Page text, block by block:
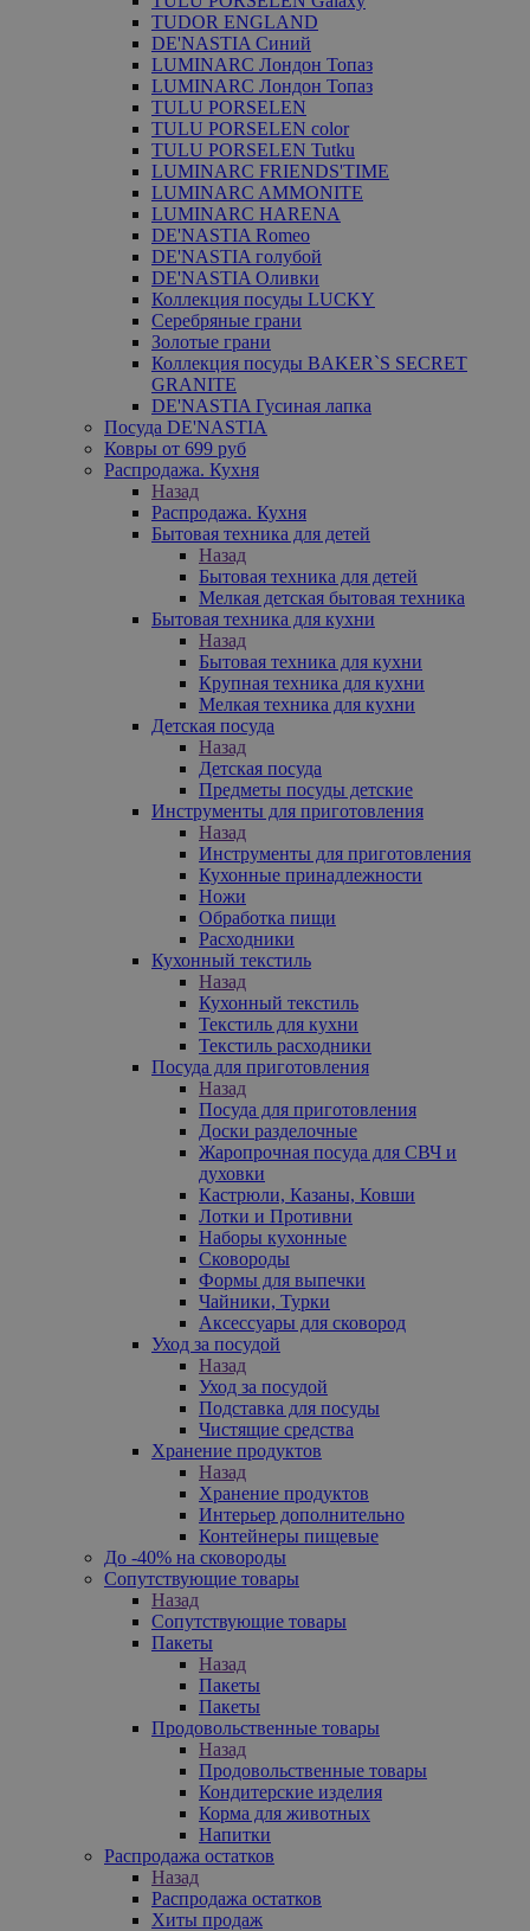
TUDOR ENGLAND
DE'NASTIA Синий
LUMINARC Лондон Топаз
LUMINARC Лондон Топаз
TULU PORSELEN
TULU PORSELEN color
TULU PORSELEN Tutku
LUMINARC FRIENDS'TIME
LUMINARC AMMONITE
LUMINARC HARENA
DE'NASTIA Romeo
DE'NASTIA голубой
DE'NASTIA Оливки
Коллекция посуды LUCKY
Серебряные грани
Золотые грани
Коллекция посуды BAKER`S SECRET
GRANITE
DE'NASTIA Гусиная лапка
Посуда DE'NASTIA
Ковры от 699 руб
Распродажа. Кухня
Назад
Распродажа. Кухня
Бытовая техника для детей
Назад
Бытовая техника для детей
Мелкая детская бытовая техника
Бытовая техника для кухни
Назад
Бытовая техника для кухни
Крупная техника для кухни
Мелкая техника для кухни
Детская посуда
Назад
Детская посуда
Предметы посуды детские
Инструменты для приготовления
Назад
Инструменты для приготовления
Кухонные принадлежности
Ножи
Обработка пищи
Расходники
Кухонный текстиль
Назад
Кухонный текстиль
Текстиль для кухни
Текстиль расходники
Посуда для приготовления
Назад
Посуда для приготовления
Доски разделочные
Жаропрочная посуда для СВЧ и
духовки
Кастрюли, Казаны, Ковши
Лотки и Противни
Наборы кухонные
Сковороды
Формы для выпечки
Чайники, Турки
Аксессуары для сковород
Уход за посудой
Назад
Уход за посудой
Подставка для посуды
Чистящие средства
Хранение продуктов
Назад
Хранение продуктов
Интерьер дополнительно
Контейнеры пищевые
До -40% на сковороды
Сопутствующие товары
Назад
Сопутствующие товары
Пакеты
Назад
Пакеты
Пакеты
Продовольственные товары
Назад
Продовольственные товары
Кондитерские изделия
Корма для животных
Напитки
Распродажа остатков
Назад
Распродажа остатков
Хиты продаж